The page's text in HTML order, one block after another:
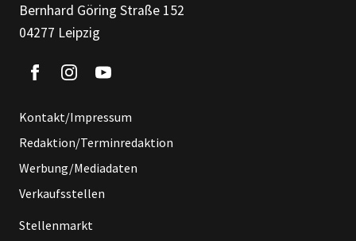
Bernhard Göring Straße 152
04277 Leipzig
Kontakt/Impressum
Redaktion/Terminredaktion
Werbung/Mediadaten
Verkaufsstellen
Stellenmarkt